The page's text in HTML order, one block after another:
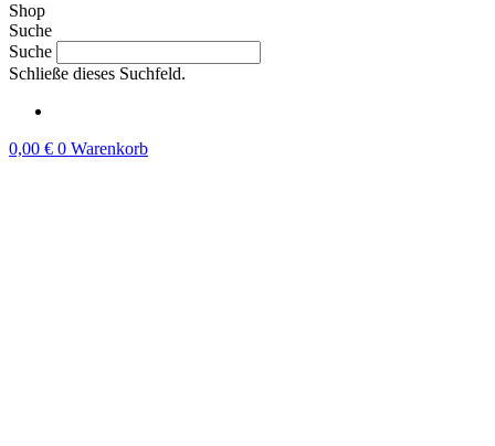
Shop
Suche
Suche
Schließe dieses Suchfeld.
0,00 € 0 Warenkorb